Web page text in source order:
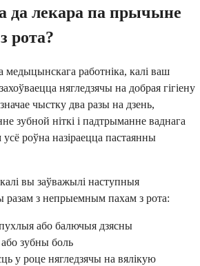
да лекара па прычыне
рота?
медыцынскага работніка, калі ваш
нягледзячы на ​​добрая гігіену
чыстку два разы на дзень,
зубной ніткі і падтрыманне ваднага
роўна назіраецца пастаянны
вы заўважылі наступныя
з непрыемным пахам з рота:
або балючыя дзясны
зубны боль
у роце нягледзячы на ​​вялікую